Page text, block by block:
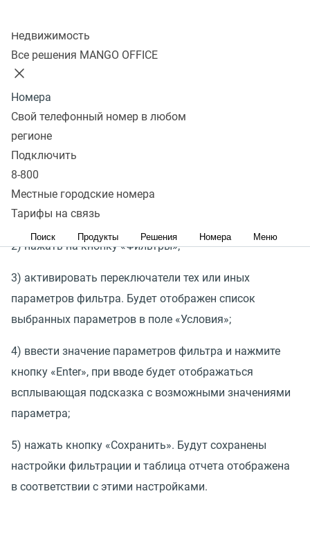
Недвижимость
Все решения MANGO OFFICE
Номера
Свой телефонный номер в любом
регионе
Подключить
8-800
Местные городские номера
Тарифы на связь
Поиск Продукты Решения Номера Меню
поиска по параметрам и/или условия исключения
по любому из параметров (например, исключить все
данные не актуальной рекламной кампании).
Для того чтобы настроить фильтры, на странице
Мультиканальная аналитика» следует:
1) нажать на кнопку
2) нажать на кнопку «Фильтры»;
3) активировать переключатели тех или иных
параметров фильтра. Будет отображен список
выбранных параметров в поле «Условия»;
4) ввести значение параметров фильтра и нажмите
кнопку «Enter», при вводе будет отображаться
всплывающая подсказка с возможными значениями
параметра;
5) нажать кнопку «Сохранить». Будут сохранены
настройки фильтрации и таблица отчета отображена
в соответствии с этими настройками.